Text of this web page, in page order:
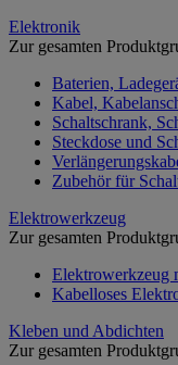
Elektronik
Zur gesamten
Baterien,
Kabel,
Schaltschrank,
Steckdose und
Zubehör für
Elektrowerkzeug
Zur gesamten
Elektrowerkzeug
Kabelloses
Kleben und Abdichten
Zur gesamten